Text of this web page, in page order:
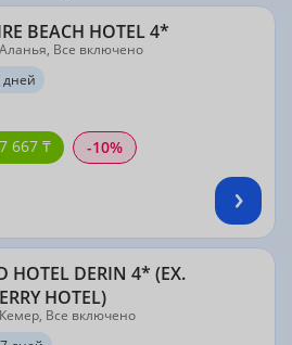
BEACH HOTEL 4*
Все включено
дней
667 ₸ -10%
HOTEL DERIN 4* (EX.
HOTEL)
Все включено